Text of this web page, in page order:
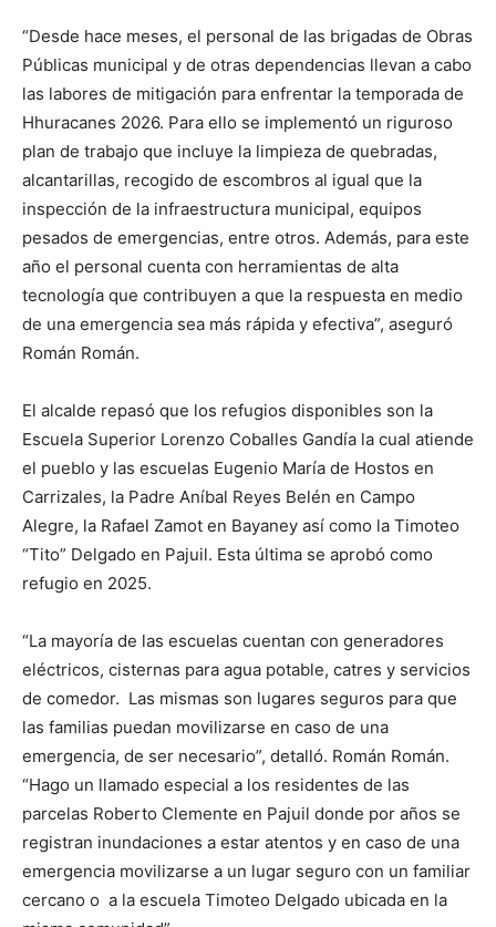
“Desde hace meses, el personal de las brigadas de Obras
Públicas municipal y de otras dependencias llevan a cabo
las labores de mitigación para enfrentar la temporada de
Hhuracanes 2026. Para ello se implementó un riguroso
plan de trabajo que incluye la limpieza de quebradas,
alcantarillas, recogido de escombros al igual que la
inspección de la infraestructura municipal, equipos
pesados de emergencias, entre otros. Además, para este
año el personal cuenta con herramientas de alta
tecnología que contribuyen a que la respuesta en medio
de una emergencia sea más rápida y efectiva”, aseguró
Román Román.
El alcalde repasó que los refugios disponibles son la
Escuela Superior Lorenzo Coballes Gandía la cual atiende
el pueblo y las escuelas Eugenio María de Hostos en
Carrizales, la Padre Aníbal Reyes Belén en Campo
Alegre, la Rafael Zamot en Bayaney así como la Timoteo
“Tito” Delgado en Pajuil. Esta última se aprobó como
refugio en 2025.
“La mayoría de las escuelas cuentan con generadores
eléctricos, cisternas para agua potable, catres y servicios
de comedor. Las mismas son lugares seguros para que
las familias puedan movilizarse en caso de una
emergencia, de ser necesario”, detalló. Román Román.
“Hago un llamado especial a los residentes de las
parcelas Roberto Clemente en Pajuil donde por años se
registran inundaciones a estar atentos y en caso de una
emergencia movilizarse a un lugar seguro con un familiar
cercano o a la escuela Timoteo Delgado ubicada en la